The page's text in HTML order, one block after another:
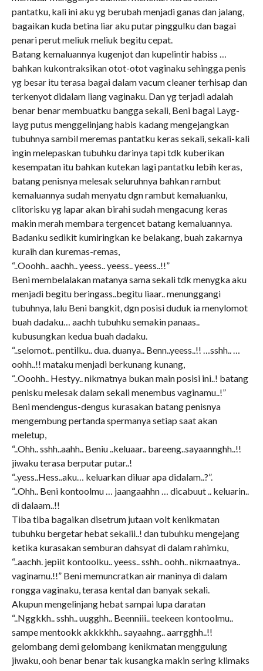
pantatku, kali ini aku yg berubah menjadi ganas dan jalang,
bagaikan kuda betina liar aku putar pinggulku dan bagai
penari perut meliuk meliuk begitu cepat.
Batang kemaluannya kugenjot dan kupelintir habiss …
bahkan kukontraksikan otot-otot vaginaku sehingga penis
yg besar itu terasa bagai dalam vacum cleaner terhisap dan
terkenyot didalam liang vaginaku. Dan yg terjadi adalah
benar benar membuatku bangga sekali, Beni bagai Layg-
layg putus menggelinjang habis kadang mengejangkan
tubuhnya sambil meremas pantatku keras sekali, sekali-kali
ingin melepaskan tubuhku darinya tapi tdk kuberikan
kesempatan itu bahkan kutekan lagi pantatku lebih keras,
batang penisnya melesak seluruhnya bahkan rambut
kemaluannya sudah menyatu dgn rambut kemaluanku,
clitorisku yg lapar akan birahi sudah mengacung keras
makin merah membara tergencet batang kemaluannya.
Badanku sedikit kumiringkan ke belakang, buah zakarnya
kuraih dan kuremas-remas,
“..Ooohh.. aachh.. yeess.. yeess.. yeess..!!”
Beni membelalakan matanya sama sekali tdk menygka aku
menjadi begitu beringass..begitu liaar.. menunggangi
tubuhnya, lalu Beni bangkit, dgn posisi duduk ia menylomot
buah dadaku… aachh tubuhku semakin panaas..
kubusungkan kedua buah dadaku.
“..selomot.. pentilku.. dua. duanya.. Benn..yeess..!! …sshh.. …
oohh..!! mataku menjadi berkunang kunang,
“..Ooohh.. Hestyy.. nikmatnya bukan main posisi ini..! batang
penisku melesak dalam sekali menembus vaginamu..!”
Beni mendengus-dengus kurasakan batang penisnya
mengembung pertanda spermanya setiap saat akan
meletup,
“..Ohh.. sshh..aahh.. Beniu ..keluaar.. bareeng..sayaannghh..!!
jiwaku terasa berputar putar..!
“..yess..Hess..aku… keluarkan diluar apa didalam..?”.
“..Ohh.. Beni kontoolmu … jaangaahhn … dicabuut .. keluarin..
di dalaam..!!
Tiba tiba bagaikan disetrum jutaan volt kenikmatan
tubuhku bergetar hebat sekalii..! dan tubuhku mengejang
ketika kurasakan semburan dahsyat di dalam rahimku,
“..aachh. jepiit kontoolku.. yeess.. sshh.. oohh.. nikmaatnya..
vaginamu.!!” Beni memuncratkan air maninya di dalam
rongga vaginaku, terasa kental dan banyak sekali.
Akupun mengelinjang hebat sampai lupa daratan
“..Nggkkh.. sshh.. uugghh.. Beenniii.. teekeen kontoolmu..
sampe mentookk akkkkhh.. sayaahng.. aarrgghh..!!
gelombang demi gelombang kenikmatan menggulung
jiwaku, ooh benar benar tak kusangka makin sering klimaks